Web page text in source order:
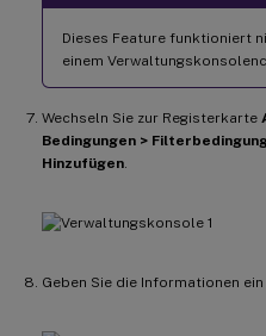
Dieses Feature funktioniert
einem
Wechseln Sie zur Registerkarte
Bedingungen >
Hinzufügen
Geben Sie die Informationen